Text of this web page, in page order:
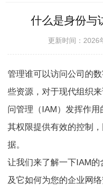
什么是身份与
更新时间：
管理谁可以访问公司的
些资源，对于现代组织
问管理（IAM）发挥作
其权限提供有效的控制
据。
让我们来了解一下IAM
及它如何为您的企业网络